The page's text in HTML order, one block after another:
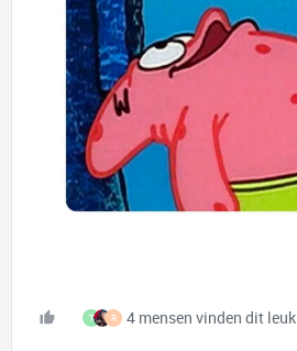
T R 4 mensen vinden dit leuk